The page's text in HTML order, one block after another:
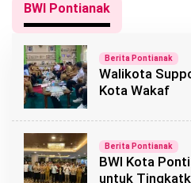
BWI Pontianak
Berita Pontianak
Walikota
Kota Wakaf
Berita Pontianak
BWI Kota
untuk